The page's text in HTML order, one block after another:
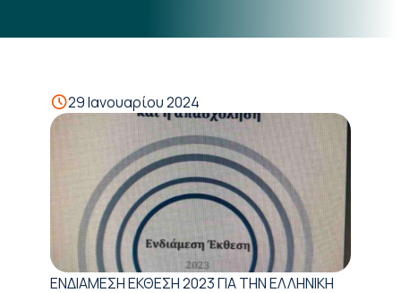
29 Ιανουαρίου 2024
ΕΝΔΙΑΜΕΣΗ ΕΚΘΕΣΗ 2023 ΓΙΑ ΤΗΝ ΕΛΛΗΝΙΚΗ